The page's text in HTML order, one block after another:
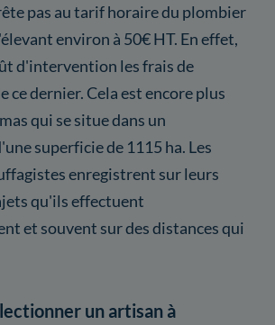
pas au tarif horaire du plombier
environ à 50€ HT. En effet,
d'intervention les frais de
ce dernier. Cela est encore plus
qui se situe dans un
superficie de 1115 ha. Les
enregistrent sur leurs
qu'ils effectuent
et souvent sur des distances qui
un artisan à